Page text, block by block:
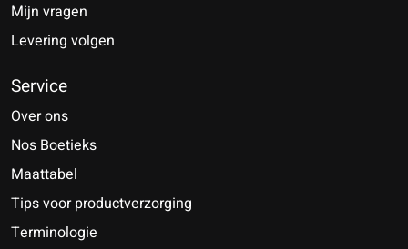
Mijn vragen
Levering volgen
Service
Over ons
Nos Boetieks
Maattabel
Tips voor productverzorging
Terminologie